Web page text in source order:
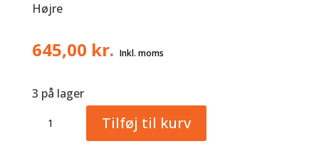
Højre
645,00 kr.
3 på lager
Blurton
Tilføj til kurv